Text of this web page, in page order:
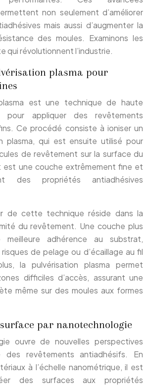
non seulement d’améliorer
mais aussi d’augmenter la
des moules. Examinons les
qui révolutionnent l’industrie.
plasma pour
est une technique de haute
pour appliquer des revêtements
Ce procédé consiste à ioniser un
plasma, qui est ensuite utilisé pour
de revêtement sur la surface du
est une couche extrêmement fine et
des propriétés antiadhésives
de cette technique réside dans la
du revêtement. Une couche plus
adhérence au substrat,
de pelage ou d’écaillage au fil
la pulvérisation plasma permet
difficiles d’accès, assurant une
même sur des moules aux formes
par nanotechnologie
ouvre de nouvelles perspectives
des revêtements antiadhésifs. En
à l’échelle nanométrique, il est
des surfaces aux propriétés